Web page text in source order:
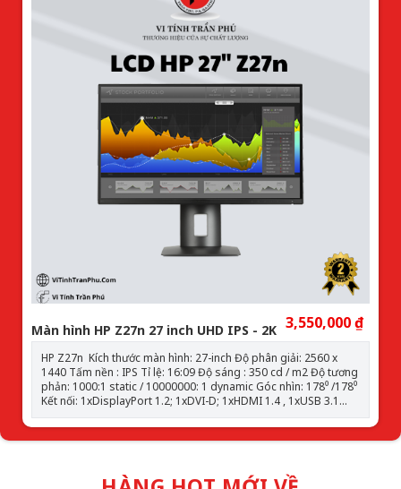
Màn hình HP Z27n 27 inch UHD IPS - 2K 3,550,000 ₫
HP Z27n Kích thước màn hình: 27-inch Độ phân giải: 2560 x
1440 Tấm nền : IPS Tỉ lệ: 16:09 Độ sáng : 350 cd / m2 Độ tương
phản: 1000:1 static / 10000000: 1 dynamic Góc nhìn: 178⁰ /178⁰
Kết nối: 1xDisplayPort 1.2; 1xDVI-D; 1xHDMI 1.4 , 1xUSB 3.1
Type-C , USB 3.0 Chân đế: Chân Sắt Bảo hành 24 Tháng 1 đổi
1